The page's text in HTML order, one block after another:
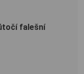
falešní